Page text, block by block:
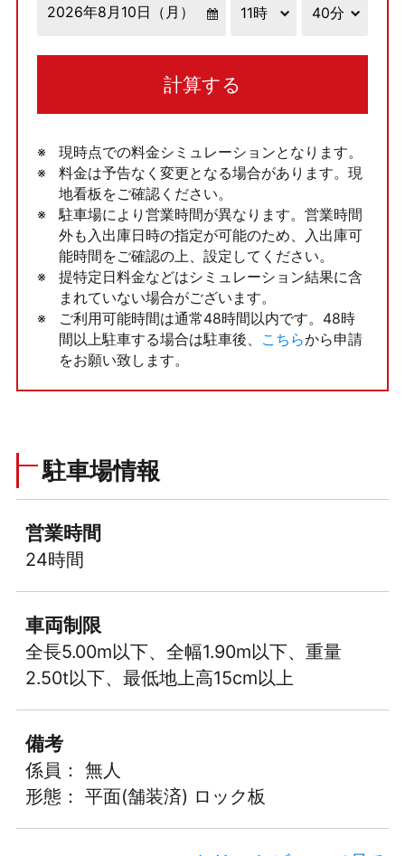
計算する
現時点での料金シミュレーションとなります。
料金は予告なく変更となる場合があります。現
地看板をご確認ください。
駐車場により営業時間が異なります。営業時間
外も入出庫日時の指定が可能のため、入出庫可
能時間をご確認の上、設定してください。
提特定日料金などはシミュレーション結果に含
まれていない場合がございます。
ご利用可能時間は通常48時間以内です。48時
間以上駐車する場合は駐車後、
こちらから申請
をお願い致します。
駐車場情報
営業時間
24時間
車両制限
全長5.00m以下、全幅1.90m以下、重量
2.50t以下、最低地上高15cm以上
備考
係員： 無人
形態： 平面(舗装済) ロック板